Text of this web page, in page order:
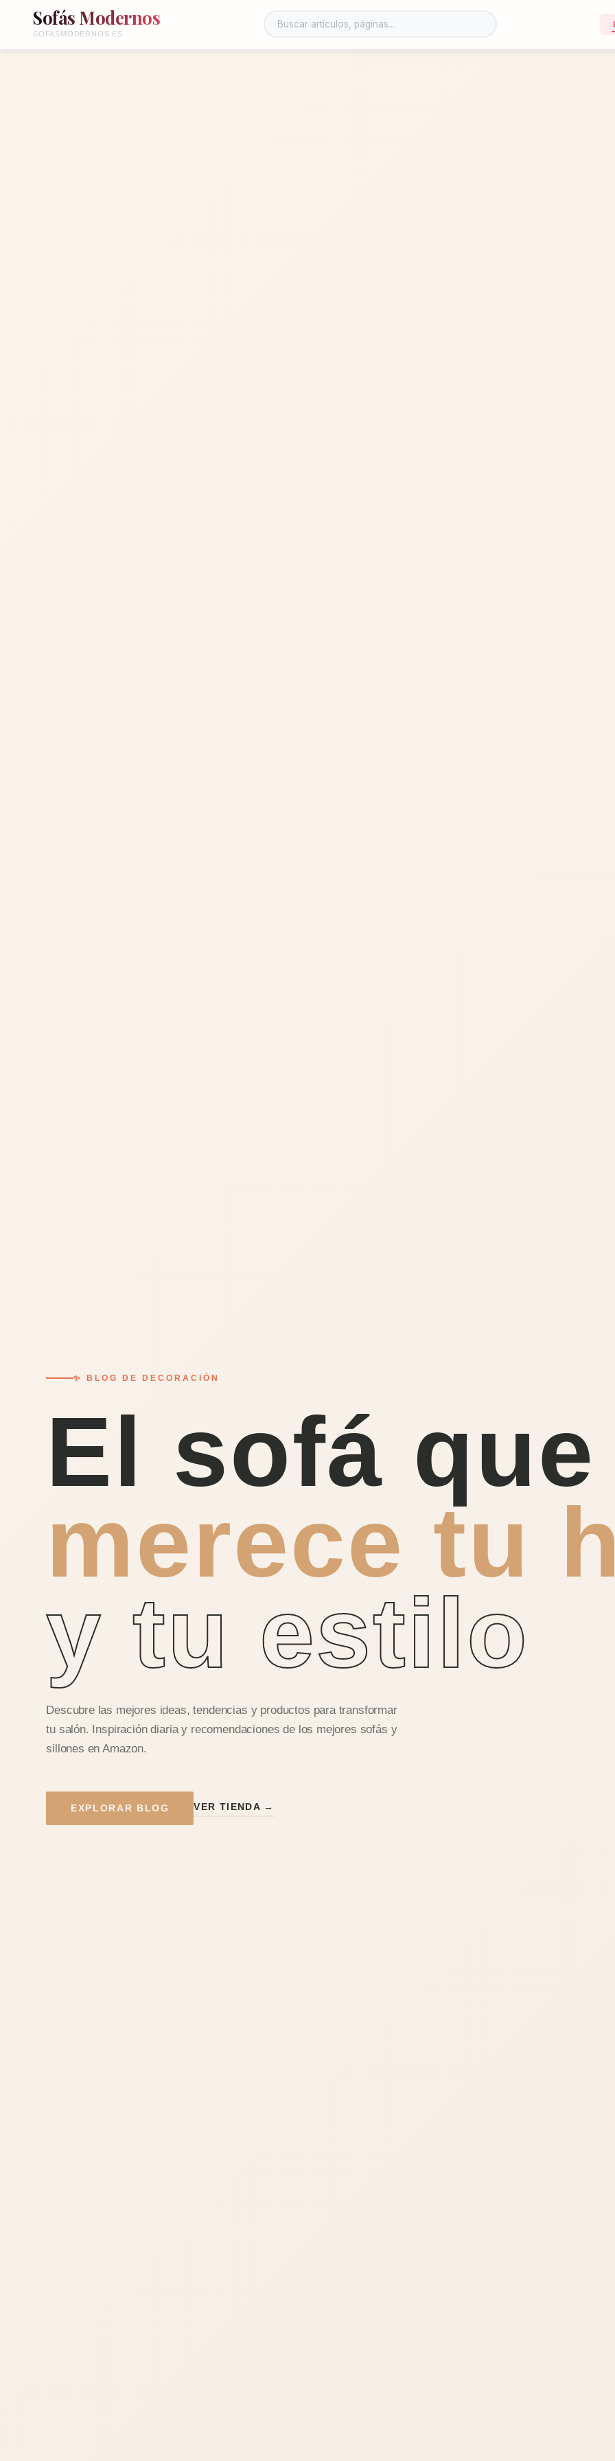
Sofás Modernos
SOFASMODERNOS.ES
Buscar en el sitio
✨ BLOG DE DECORACIÓN
El sofá que
merece tu
y tu estilo
Descubre las mejores ideas, tendencias y productos para transformar
tu salón. Inspiración diaria y recomendaciones de los mejores sofás y
sillones en Amazon.
EXPLORAR BLOG VER TIENDA →